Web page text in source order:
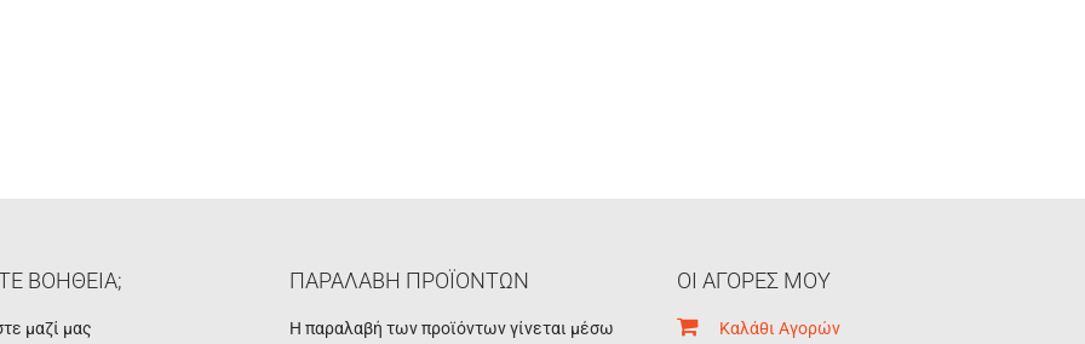
ΒΟΗΘΕΙΑ;
μαζί μας
ΠΑΡΑΛΑΒΗ ΠΡΟΪΟΝΤΩΝ
Η παραλαβή των προϊόντων γίνεται μέσω
ΟΙ ΑΓΟΡΕΣ ΜΟΥ
Καλάθι Αγορών